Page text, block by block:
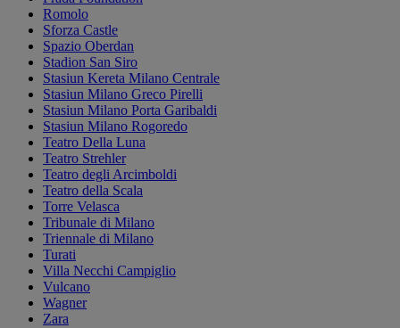
Romolo
Sforza Castle
Spazio Oberdan
Stadion San Siro
Stasiun Kereta Milano Centrale
Stasiun Milano Greco Pirelli
Stasiun Milano Porta Garibaldi
Stasiun Milano Rogoredo
Teatro Della Luna
Teatro Strehler
Teatro degli Arcimboldi
Teatro della Scala
Torre Velasca
Tribunale di Milano
Triennale di Milano
Turati
Villa Necchi Campiglio
Vulcano
Wagner
Zara